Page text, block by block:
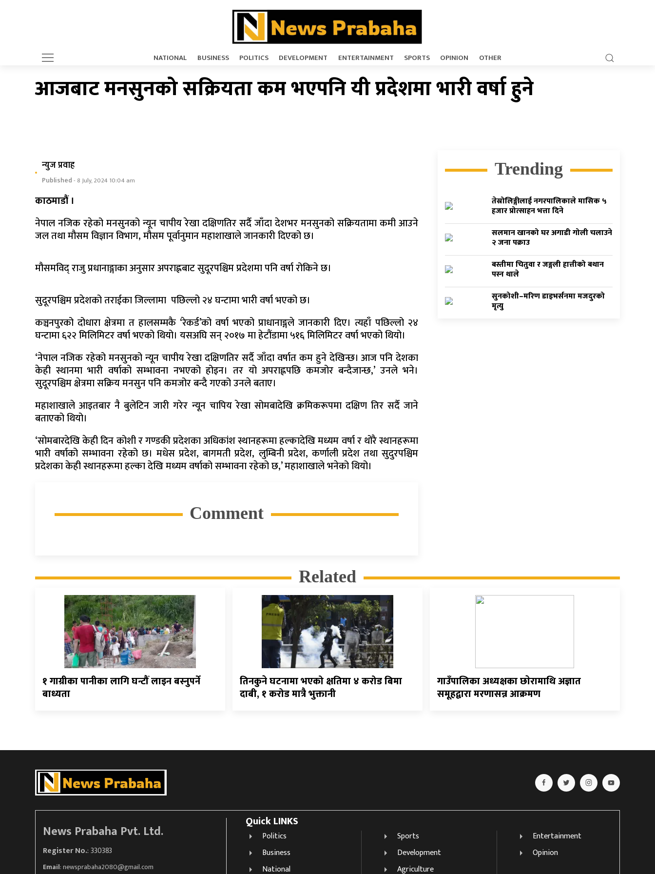
NATIONAL BUSINESS POLITICS DEVELOPMENT ENTERTAINMENT SPORTS OPINION OTHER
आजबाट मनसुनको सक्रियता कम भएपनि यी प्रदेशमा भारी वर्षा हुने
न्युज प्रवाह
Published- 8 July, 2024 10:04 am
काठमाडौं ।
नेपाल नजिक रहेको मनसुनको न्यून चापीय रेखा दक्षिणतिर सर्दै जाँदा देशभर मनसुनको सक्रियतामा कमी आउने
जल तथा मौसम विज्ञान विभाग, मौसम पूर्वानुमान महाशाखाले जानकारी दिएको छ।
मौसमविद् राजु प्रधानाङ्गाका अनुसार अपराह्नबाट सुदूरपश्चिम प्रदेशमा पनि वर्षा रोकिने छ।
सुदूरपश्चिम प्रदेशको तराईका जिल्लामा पछिल्लो २४ घन्टामा भारी वर्षा भएको छ।
कञ्चनपुरको दोधारा क्षेत्रमा त हालसम्मकै ‘रेकर्ड’को वर्षा भएको प्राधानाङ्गले जानकारी दिए। त्यहाँ पछिल्लो २४
घन्टामा ६२२ मिलिमिटर वर्षा भएको थियो। यसअघि सन् २०१७ मा हेटौंडामा ५१६ मिलिमिटर वर्षा भएको थियो।
‘नेपाल नजिक रहेको मनसुनको न्यून चापीय रेखा दक्षिणतिर सर्दै जाँदा वर्षात कम हुने देखिन्छ। आज पनि देशका
केही स्थानमा भारी वर्षाको सम्भावना नभएको होइन। तर यो अपराह्नपछि कमजोर बन्दैजान्छ,’ उनले भने।
सुदूरपश्चिम क्षेत्रमा सक्रिय मनसुन पनि कमजोर बन्दै गएको उनले बताए।
महाशाखाले आइतबार नै बुलेटिन जारी गरेर न्यून चापिय रेखा सोमबादेखि क्रमिकरूपमा दक्षिण तिर सर्दै जाने
बताएको थियो।
‘सोमबारदेखि केही दिन कोशी र गण्डकी प्रदेशका अधिकांश स्थानहरूमा हल्कादेखि मध्यम वर्षा र थोरै स्थानहरूमा
भारी वर्षाको सम्भावना रहेको छ। मधेस प्रदेश, बागमती प्रदेश, लुम्बिनी प्रदेश, कर्णाली प्रदेश तथा सुदुरपश्चिम
प्रदेशका केही स्थानहरूमा हल्का देखि मध्यम वर्षाको सम्भावना रहेको छ,’ महाशाखाले भनेको थियो।
Comment
Trending
तेस्रोलिङ्गीलाई नगरपालिकाले मासिक ५
हजार प्रोत्साहन भत्ता दिने
सलमान खानको घर अगाडी गोली चलाउने
२ जना पक्राउ
बस्तीमा चितुवा र जङ्गली हात्तीको बथान
पस्न थाले
सुनकोशी–मरिण डाइभर्सनमा मजदुरको
मृत्यु
Related
१ गाग्रीका पानीका लागि घन्टौँ लाइन बस्नुपर्ने
बाध्यता
तिनकुने घटनामा भएको क्षतिमा ४ करोड बिमा
दाबी, १ करोड मात्रै भुक्तानी
गाउँपालिका अध्यक्षका छाेरामाथि अज्ञात
समूहद्वारा मरणासन्न आक्रमण
News Prabaha Pvt. Ltd.
Register No.: 330383
Email:newsprabaha2080@gmail.com
Quick LINKS
Politics
Business
National
Sports
Development
Agriculture
Entertainment
Opinion